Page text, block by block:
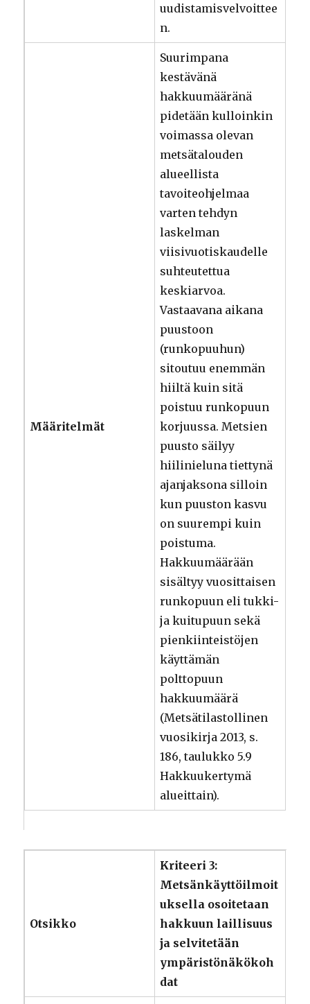
uudistamisvelvoittee
n.
Määritelmät
Suurimpana
kestävänä
hakkuumääränä
pidetään kulloinkin
voimassa olevan
metsätalouden
alueellista
tavoiteohjelmaa
varten tehdyn
laskelman
viisivuotiskaudelle
suhteutettua
keskiarvoa.
Vastaavana aikana
puustoon
(runkopuuhun)
sitoutuu enemmän
hiiltä kuin sitä
poistuu runkopuun
korjuussa. Metsien
puusto säilyy
hiilinieluna tiettynä
ajanjaksona silloin
kun puuston kasvu
on suurempi kuin
poistuma.
Hakkuumäärään
sisältyy vuosittaisen
runkopuun eli tukki-
ja kuitupuun sekä
pienkiinteistöjen
käyttämän
polttopuun
hakkuumäärä
(Metsätilastollinen
vuosikirja 2013, s.
186, taulukko 5.9
Hakkuukertymä
alueittain).
Otsikko
Kriteeri 3:
Metsänkäyttöilmoit
uksella osoitetaan
hakkuun laillisuus
ja selvitetään
ympäristönäkökoh
dat